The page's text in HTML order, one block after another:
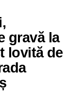
misiune este
despre salvarea
, au transmis
gravă la
lovită de